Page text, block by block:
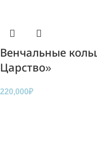
Венчальные
Царство»
220,000₽